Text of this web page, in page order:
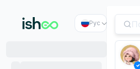
Рус